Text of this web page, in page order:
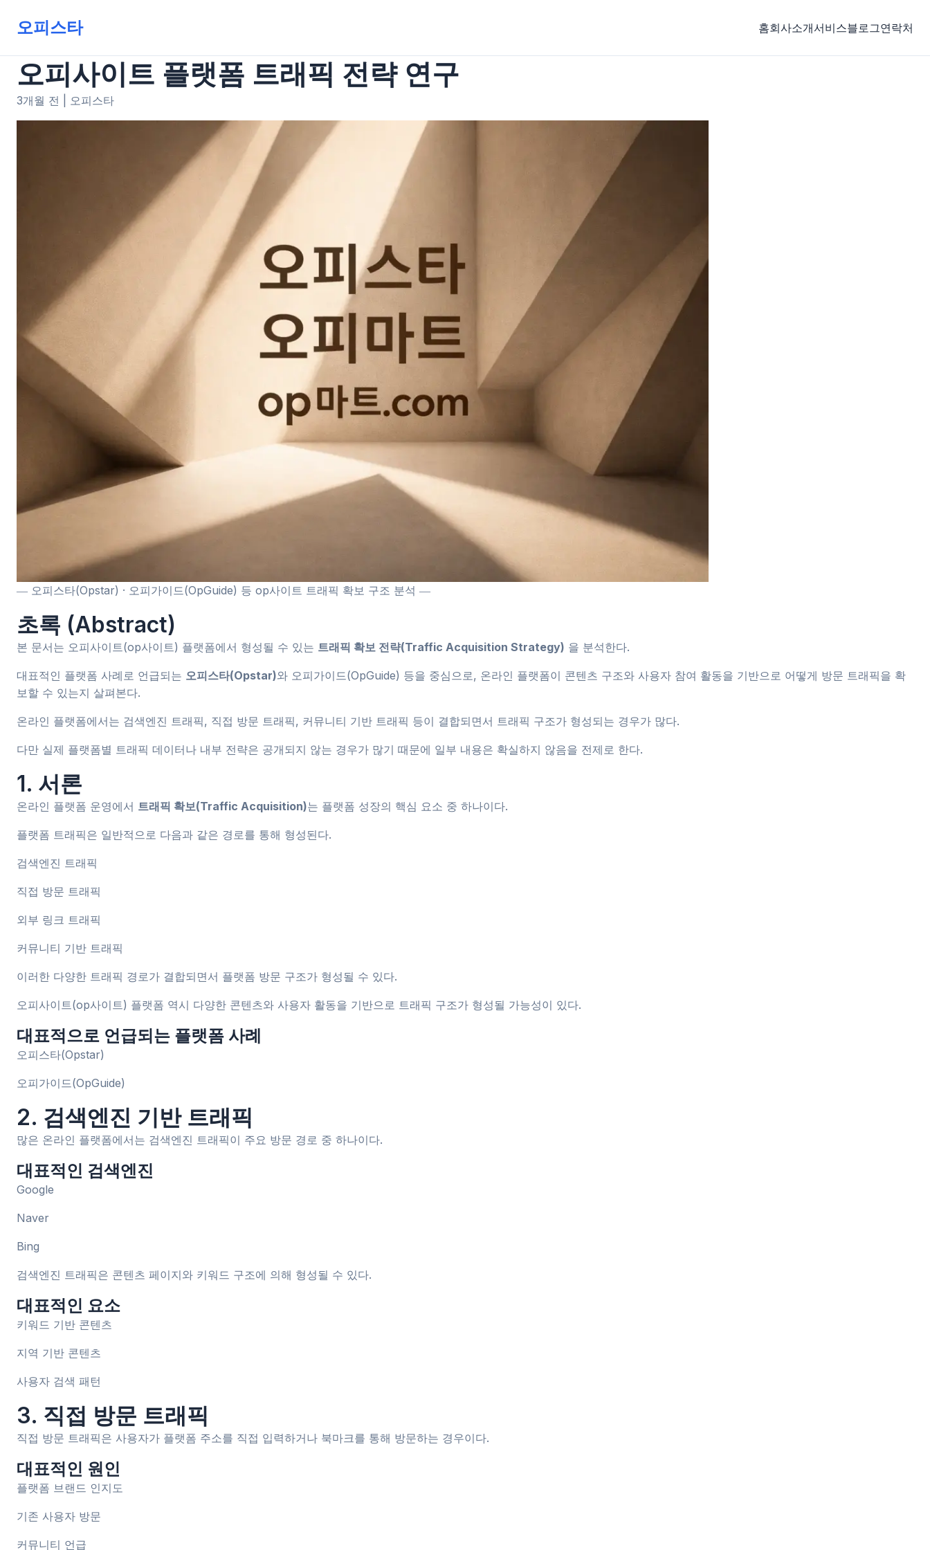
오피스타 홈회사소개서비스블로그연락처
오피사이트 플랫폼 트래픽 전략 연구
3개월 전 오피스타
― 오피스타(Opstar) · 오피가이드(OpGuide) 등 op사이트 트래픽 확보 구조 분석 ―
초록 (Abstract)
본 문서는 오피사이트(op사이트) 플랫폼에서 형성될 수 있는 트래픽 확보 전략(Traffic Acquisition Strategy) 을 분석한다.
대표적인 플랫폼 사례로 언급되는 오피스타(Opstar)와 오피가이드(OpGuide) 등을 중심으로, 온라인 플랫폼이 콘텐츠 구조와 사용자 참여 활동을 기반으로 어떻게 방문 트래픽을 확
보할 수 있는지 살펴본다.
온라인 플랫폼에서는 검색엔진 트래픽, 직접 방문 트래픽, 커뮤니티 기반 트래픽 등이 결합되면서 트래픽 구조가 형성되는 경우가 많다.
다만 실제 플랫폼별 트래픽 데이터나 내부 전략은 공개되지 않는 경우가 많기 때문에 일부 내용은 확실하지 않음을 전제로 한다.
1. 서론
온라인 플랫폼 운영에서 트래픽 확보(Traffic Acquisition)는 플랫폼 성장의 핵심 요소 중 하나이다.
플랫폼 트래픽은 일반적으로 다음과 같은 경로를 통해 형성된다.
검색엔진 트래픽
직접 방문 트래픽
외부 링크 트래픽
커뮤니티 기반 트래픽
이러한 다양한 트래픽 경로가 결합되면서 플랫폼 방문 구조가 형성될 수 있다.
오피사이트(op사이트) 플랫폼 역시 다양한 콘텐츠와 사용자 활동을 기반으로 트래픽 구조가 형성될 가능성이 있다.
대표적으로 언급되는 플랫폼 사례
오피스타(Opstar)
오피가이드(OpGuide)
2. 검색엔진 기반 트래픽
많은 온라인 플랫폼에서는 검색엔진 트래픽이 주요 방문 경로 중 하나이다.
대표적인 검색엔진
Google
Naver
Bing
검색엔진 트래픽은 콘텐츠 페이지와 키워드 구조에 의해 형성될 수 있다.
대표적인 요소
키워드 기반 콘텐츠
지역 기반 콘텐츠
사용자 검색 패턴
3. 직접 방문 트래픽
직접 방문 트래픽은 사용자가 플랫폼 주소를 직접 입력하거나 북마크를 통해 방문하는 경우이다.
대표적인 원인
플랫폼 브랜드 인지도
기존 사용자 방문
커뮤니티 언급